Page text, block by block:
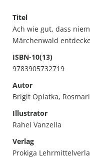
Titel
Ach wie gut, dass
Märchenwald
ISBN-10(13)
9783905732719
Autor
Brigit Oplatka,
Illustrator
Rahel Vanzella
Verlag
Prokiga